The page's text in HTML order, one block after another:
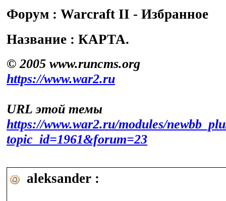
Форум : Warсraft II - Избранное
Название : КАРТА.
© 2005 www.runcms.org
https://www.war2.ru
URL этой темы
https://www.war2.ru/modules/
topic_id=1961&forum=23
aleksander :